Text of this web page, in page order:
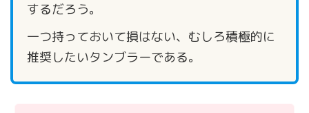
するだろう。
一つ持っておいて損はない、むしろ積極的に
推奨したいタンブラーである。